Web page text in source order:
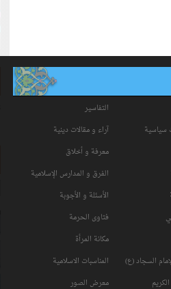
التفاسیر
سياسية
آراء و مقالات دينية
معرفة و أخلاق
الفرق و المدارس الإسلامية
الأسئلة و الأجوبة
فتاوی الحرمة
مكانة‌ المرأة
السجاد (ع)
المناسبات الاسلامیة
معرض الصور